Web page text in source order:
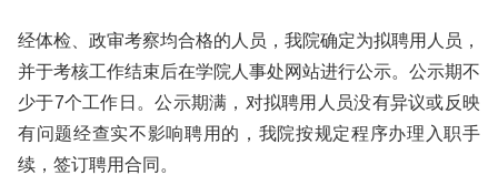
经体检、政审考察均合格的人员，我院确定为拟聘用人员，
并于考核工作结束后在学院人事处网站进行公示。公示期不
少于7个工作日。公示期满，对拟聘用人员没有异议或反映
有问题经查实不影响聘用的，我院按规定程序办理入职手
续，签订聘用合同。